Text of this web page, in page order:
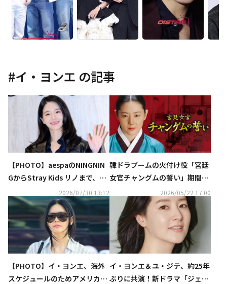
#イ・ヨンエ の記事
【PHOTO】aespaのNINGNIN
GからStray Kids リノまで、ブ
ランド「GUCCI」のイベントに
出席
2026/07/30 13:12
韓ドラブームの火付け役「宮廷
女官チャングムの誓い」期間限
定で全話無料配信中！「ABEM
A」は名作時代劇も豊富
2026/05/22 17:00
【PHOTO】イ・ヨンエ、海外
スケジュールのためアメリカへ
イ・ヨンエ＆ユ・ジテ、約25年
ぶりに共演！新ドラマ「ジェイ